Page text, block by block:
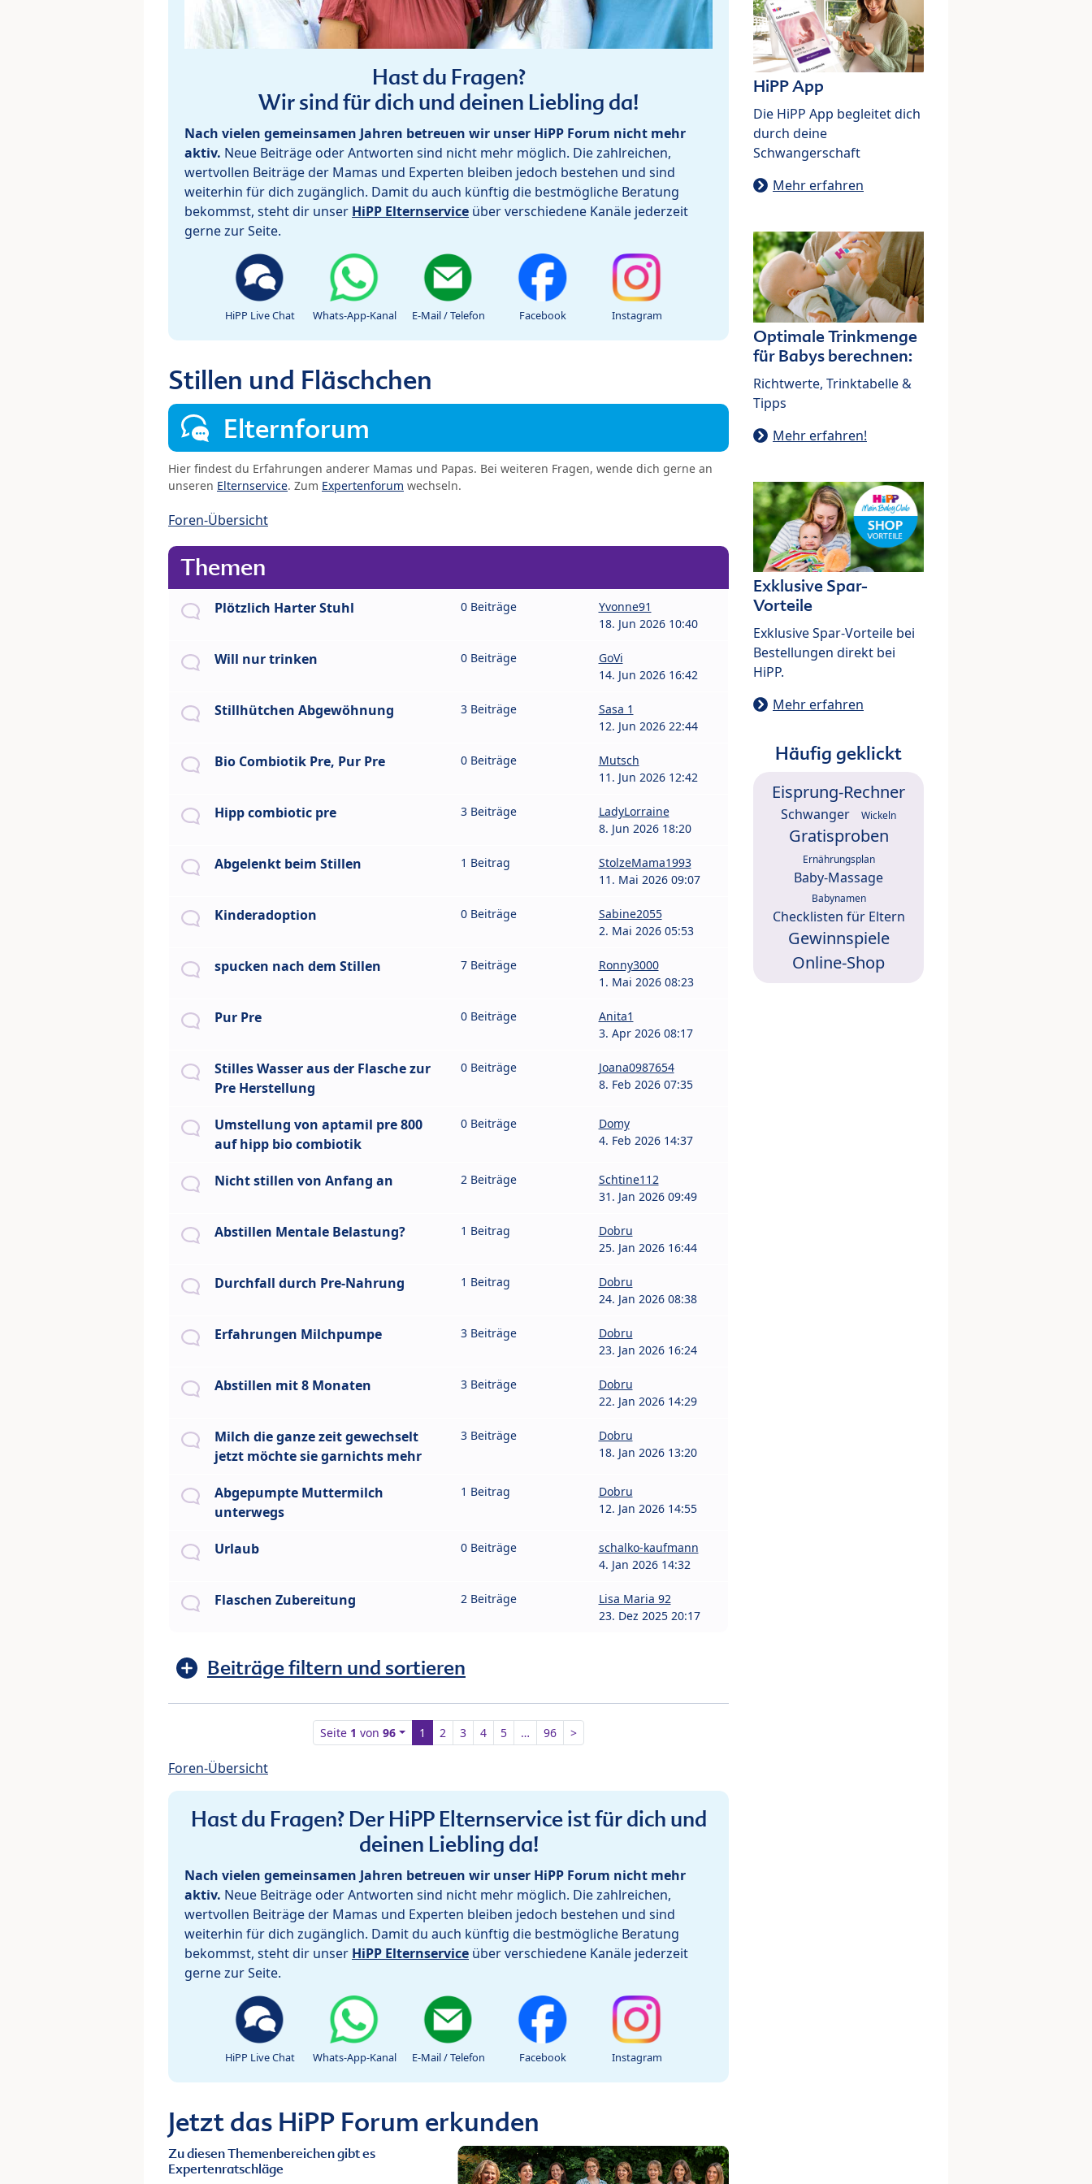
Hast du Fragen?
Wir sind für dich und deinen Liebling da!
Nach vielen gemeinsamen Jahren betreuen wir unser HiPP Forum nicht mehr
aktiv. Neue Beiträge oder Antworten sind nicht mehr möglich. Die zahlreichen,
wertvollen Beiträge der Mamas und Experten bleiben jedoch bestehen und sind
weiterhin für dich zugänglich. Damit du auch künftig die bestmögliche Beratung
bekommst, steht dir unser HiPP Elternservice über verschiedene Kanäle jederzeit
gerne zur Seite.
HiPP Live Chat Whats-App-Kanal E-Mail / Telefon Facebook Instagram
Stillen und Fläschchen
Elternforum
Hier findest du Erfahrungen anderer Mamas und Papas. Bei weiteren Fragen, wende dich gerne an
unseren Elternservice. Zum Expertenforum wechseln.
Foren-Übersicht
Themen
Plötzlich Harter Stuhl 0 Beiträge
Yvonne91
18. Jun 2026 10:40
Will nur trinken 0 Beiträge
GoVi
14. Jun 2026 16:42
Stillhütchen Abgewöhnung 3 Beiträge
Sasa 1
12. Jun 2026 22:44
Bio Combiotik Pre, Pur Pre 0 Beiträge
Mutsch
11. Jun 2026 12:42
Hipp combiotic pre 3 Beiträge
LadyLorraine
8. Jun 2026 18:20
Abgelenkt beim Stillen 1 Beitrag
StolzeMama1993
11. Mai 2026 09:07
Kinderadoption 0 Beiträge
Sabine2055
2. Mai 2026 05:53
spucken nach dem Stillen 7 Beiträge
Ronny3000
1. Mai 2026 08:23
Pur Pre 0 Beiträge
Anita1
3. Apr 2026 08:17
Stilles Wasser aus der Flasche zur
Pre Herstellung
0 Beiträge
Joana0987654
8. Feb 2026 07:35
Umstellung von aptamil pre 800
auf hipp bio combiotik
0 Beiträge
Domy
4. Feb 2026 14:37
Nicht stillen von Anfang an 2 Beiträge
Schtine112
31. Jan 2026 09:49
Abstillen Mentale Belastung? 1 Beitrag
Dobru
25. Jan 2026 16:44
Durchfall durch Pre-Nahrung 1 Beitrag
Dobru
24. Jan 2026 08:38
Erfahrungen Milchpumpe 3 Beiträge
Dobru
23. Jan 2026 16:24
Abstillen mit 8 Monaten 3 Beiträge
Dobru
22. Jan 2026 14:29
Milch die ganze zeit gewechselt
jetzt möchte sie garnichts mehr
3 Beiträge
Dobru
18. Jan 2026 13:20
Abgepumpte Muttermilch
unterwegs
1 Beitrag
Dobru
12. Jan 2026 14:55
Urlaub 0 Beiträge
schalko-kaufmann
4. Jan 2026 14:32
Flaschen Zubereitung 2 Beiträge
Lisa Maria 92
23. Dez 2025 20:17
Beiträge filtern und sortieren
Seite 1 von96 1 2 3 4 5 … 96 >
Foren-Übersicht
Hast du Fragen? Der HiPP Elternservice ist für dich und
deinen Liebling da!
Nach vielen gemeinsamen Jahren betreuen wir unser HiPP Forum nicht mehr
aktiv. Neue Beiträge oder Antworten sind nicht mehr möglich. Die zahlreichen,
wertvollen Beiträge der Mamas und Experten bleiben jedoch bestehen und sind
weiterhin für dich zugänglich. Damit du auch künftig die bestmögliche Beratung
bekommst, steht dir unser HiPP Elternservice über verschiedene Kanäle jederzeit
gerne zur Seite.
HiPP Live Chat Whats-App-Kanal E-Mail / Telefon Facebook Instagram
Jetzt das HiPP Forum erkunden
Zu diesen Themenbereichen gibt es
Expertenratschläge
HiPP App
Die HiPP App begleitet dich
durch deine
Schwangerschaft
Mehr erfahren
Optimale Trinkmenge
für Babys berechnen:
Richtwerte, Trinktabelle &
Tipps
Mehr erfahren!
Exklusive Spar-
Vorteile
Exklusive Spar-Vorteile bei
Bestellungen direkt bei
HiPP.
Mehr erfahren
Häufig geklickt
Eisprung-Rechner
Schwanger Wickeln
Gratisproben
Ernährungsplan
Baby-Massage
Babynamen
Checklisten für Eltern
Gewinnspiele
Online-Shop